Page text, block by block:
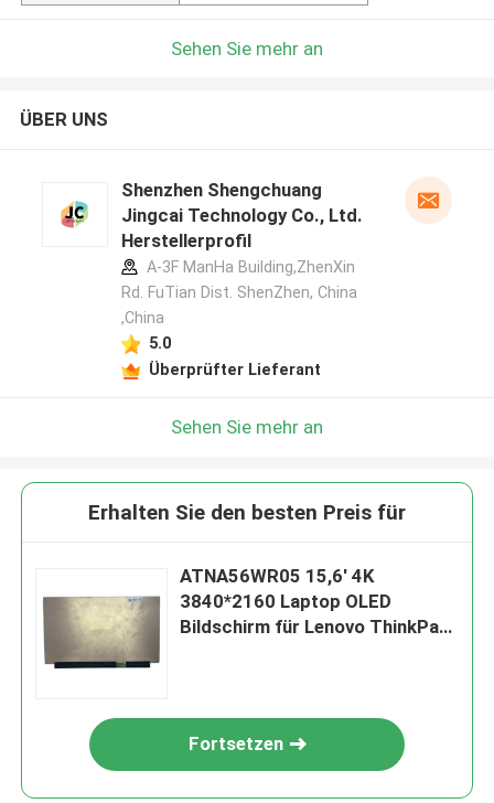
Sehen Sie mehr an
ÜBER UNS
Shenzhen Shengchuang
Jingcai Technology Co., Ltd.
Herstellerprofil
A-3F ManHa Building,ZhenXin
Rd. FuTian Dist. ShenZhen, China
,China
5.0
Überprüfter Lieferant
Sehen Sie mehr an
Erhalten Sie den besten Preis für
ATNA56WR05 15,6' 4K
3840*2160 Laptop OLED
Bildschirm für Lenovo ThinkPad
Fortsetzen